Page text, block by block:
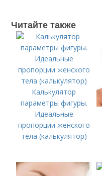
Читайте также
Калькулятор
параметры фигуры.
Идеальные
пропорции женского
тела (калькулятор)